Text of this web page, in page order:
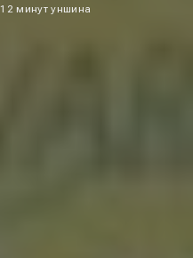
12 минут уншина